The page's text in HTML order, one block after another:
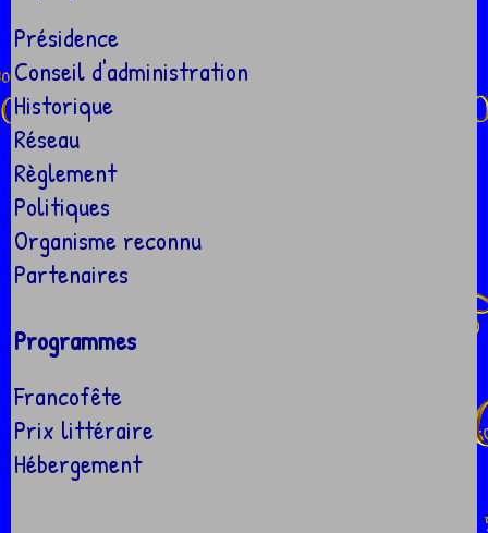
Présidence
Conseil d'administration
Historique
Réseau
Règlement
Politiques
Organisme reconnu
Partenaires
Programmes
Francofête
Prix littéraire
Hébergement